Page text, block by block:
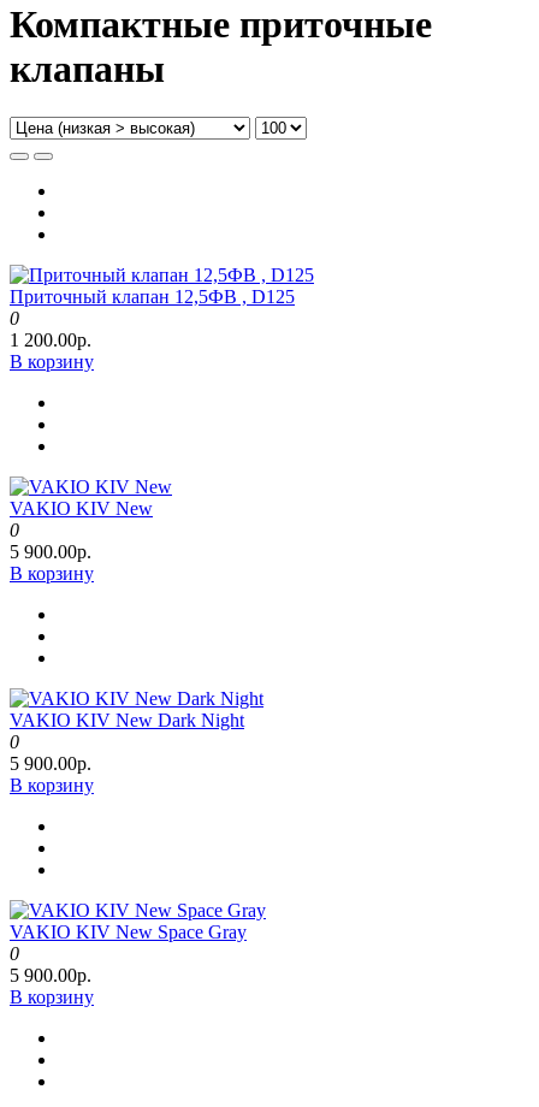
Компактные приточные
клапаны
Приточный клапан 12,5ФВ , D125
0
1 200.00р.
В корзину
VAKIO KIV New
0
5 900.00р.
В корзину
VAKIO KIV New Dark Night
0
5 900.00р.
В корзину
VAKIO KIV New Space Gray
0
5 900.00р.
В корзину